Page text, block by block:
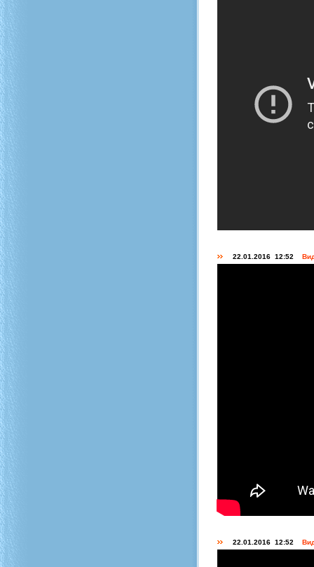
22.01.2016 12:52
22.01.2016 12:52